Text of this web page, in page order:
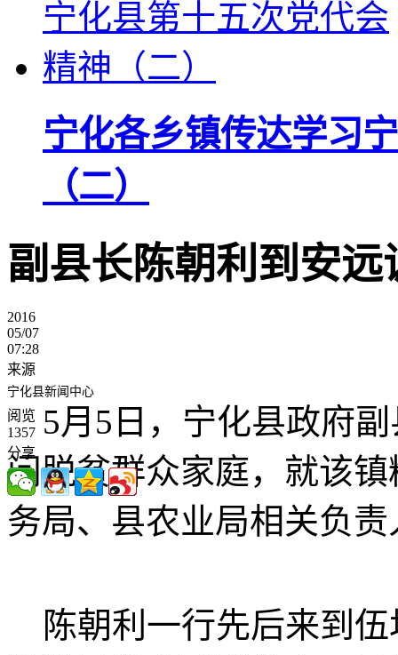
宁化各乡镇传达学习
（二）
副县长陈朝利到安
2016
05/07
07:28
来源
宁化县新闻中心
阅览
1357
分享
5月5日，宁化县政府副
问脱贫群众家庭，就该
务局、县农业局相关负
陈朝利一行先后来到伍